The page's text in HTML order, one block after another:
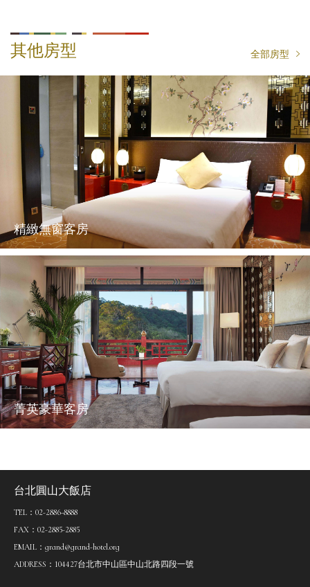
其他房型 全部房型
精緻無窗客房
菁英豪華客房
台北圓山大飯店
TEL：02-2886-8888
FAX：02-2885-2885
EMAIL：grand@grand-hotel.org
ADDRESS：104427台北市中山區中山北路四段一號